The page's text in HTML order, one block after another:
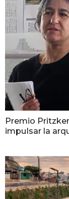
Premio
impulsar la